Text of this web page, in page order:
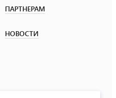
ПАРТНЕРАМ
НОВОСТИ